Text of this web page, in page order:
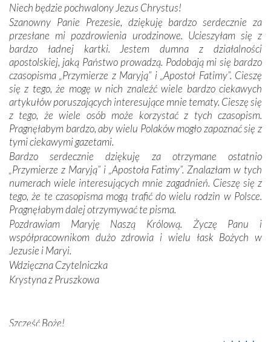
mieliśmy okazję przekonać się, że Maryja swoją opieką
otacza nie tylko nasz naród, lecz wszystkie nacje, które
się Jej ufnie oddają, a także każdą osobę, która zawierza
Jej siebie oraz swych bliskich.
Dzieje Portugalii to również historia wierności Bogu i
odstępstw, także w życiu władców. Trudne momenty w
wymiarze tak osobistym, jak i zbiorowym, przypominają o
konieczności ciągłego zabiegania o własną duszę i o łaskę
Opatrzności. Wierność przynosi pomyślność –
przynajmniej w życiu duchowym. Odstępstwo owocuje
nieszczęściem i śmiercią. Te uniwersalne prawdy
przychodziły na myśl, gdy słuchaliśmy opowieści
przewodników o portugalskich monarchach i wodzach,
zwycięskich bitwach i nieszczęśliwych losach grzesznych
kochanków.
Byli tym razem pośród Apostołów Fatimy reprezentanci
każdego spośród żyjących pokoleń. Najmłodszy uczestnik
liczył sobie 13 lat, zaś senior, pan Zdzisław – już 94.
Całe życie marzyłem, by tu przyjechać
Nasza pielgrzymka nie byłaby tak bogata w duchową treść
Niech będzie pochwalony Jezus Chrystus!
Szanowny Panie Prezesie, dziękuję bardzo serdecznie za
przesłane mi pozdrowienia urodzinowe. Ucieszyłam się z
bardzo ładnej kartki. Jestem dumna z działalności
apostolskiej, jaką Państwo prowadzą. Podobają mi się bardzo
czasopisma „Przymierze z Maryją” i „Apostoł Fatimy”. Cieszę
się z tego, że mogę w nich znaleźć wiele bardzo ciekawych
artykułów poruszających interesujące mnie tematy. Cieszę się
z tego, że wiele osób może korzystać z tych czasopism.
Pragnęłabym bardzo, aby wielu Polaków mogło zapoznać się z
tymi ciekawymi gazetami.
Bardzo serdecznie dziękuję za otrzymane ostatnio
„Przymierze z Maryją” i „Apostoła Fatimy”. Znalazłam w tych
numerach wiele interesujących mnie zagadnień. Cieszę się z
tego, że te czasopisma mogą trafić do wielu rodzin w Polsce.
Pragnęłabym dalej otrzymywać te pisma.
Pozdrawiam Maryję Naszą Królową. Życzę Panu i
współpracownikom dużo zdrowia i wielu łask Bożych w
Jezusie i Maryi.
Wdzięczna Czytelniczka
Krystyna z Pruszkowa
Szczęść Boże!